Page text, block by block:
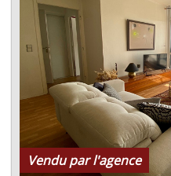
Vendu par l'agence